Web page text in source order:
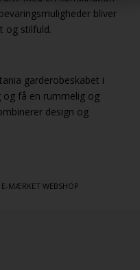
bliver
og stilfuld.
garderobeskabet i
få en rummelig og
design og
MÆRKET WEBSHOP